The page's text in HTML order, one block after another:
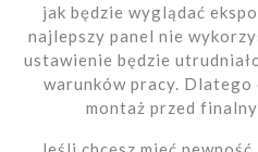
jak będzie wyglądać
najlepszy panel nie
ustawienie będzie
warunków pracy.
montaż przed